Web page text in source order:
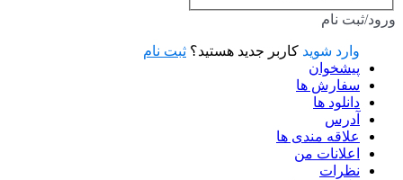
ورود/ثبت نام
وارد شوید کاربر جدید هستید؟ ثبت نام
پیشخوان
سفارش ها
دانلود ها
آدرس
علاقه مندی ها
اعلانات من
نظرات